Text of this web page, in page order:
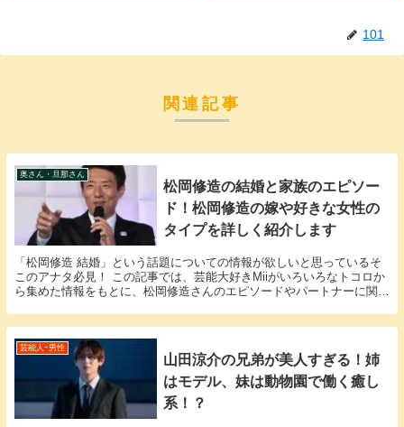
101
関連記事
奥さん・旦那さん
松岡修造の結婚と家族のエピソー
ド！松岡修造の嫁や好きな女性の
タイプを詳しく紹介します
「松岡修造 結婚」という話題についての情報が欲しいと思っているそ
このアナタ必見！ この記事では、芸能大好きMiiがいろいろなトコロか
ら集めた情報をもとに、松岡修造さんのエピソードやパートナーに関す
芸能人ｰ男性
山田涼介の兄弟が美人すぎる！姉
はモデル、妹は動物園で働く癒し
系！？